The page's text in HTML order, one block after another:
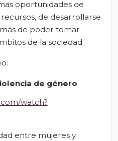
oportunidades de
de desarrollarse
de poder tomar
de la sociedad
de género
watch?
entre mujeres y